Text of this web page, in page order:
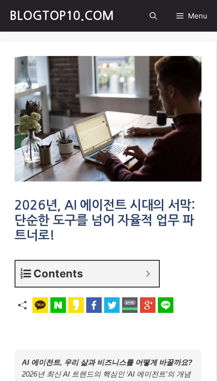
content
BLOGTOP10.COM Menu
2026년, AI 에이전트 시대의 서막:
단순한 도구를 넘어 자율적 업무 파
트너로!
Contents
AI 에이전트, 우리 삶과 비즈니스를 어떻게 바꿀까요?
2026년 최신 AI 트렌드의 핵심인 ‘AI 에이전트’의 개념